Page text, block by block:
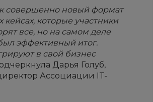
совершенно новый формат
которые участники
все, но на самом деле
эффективный итог.
в свой бизнес
Дарья Голуб,
Ассоциации IT-